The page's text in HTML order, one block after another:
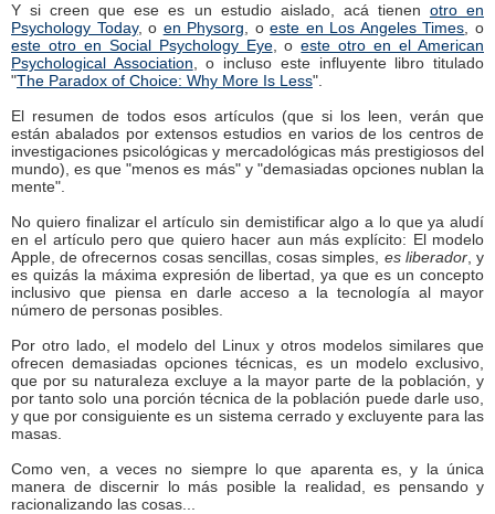
Y si creen que ese es un estudio aislado, acá tienen otro en
Psychology Today, o en Physorg , oeste en Los Angeles Times , o
este otro en Social Psychology Eye, oeste otro en el American
Psychological Association , o incluso este influyente libro titulado
"The Paradox of Choice: Why More Is Less".
El resumen de todos esos artículos (que si los leen, verán que
están abalados por extensos estudios en varios de los centros de
investigaciones psicológicas y mercadológicas más prestigiosos del
mundo), es que "menos es más" y "demasiadas opciones nublan la
mente".
No quiero finalizar el artículo sin demistificar algo a lo que ya aludí
en el artículo pero que quiero hacer aun más explícito: El modelo
Apple, de ofrecernos cosas sencillas, cosas simples, es liberador, y
es quizás la máxima expresión de libertad, ya que es un concepto
inclusivo que piensa en darle acceso a la tecnología al mayor
número de personas posibles.
Por otro lado, el modelo del Linux y otros modelos similares que
ofrecen demasiadas opciones técnicas, es un modelo exclusivo,
que por su naturaleza excluye a la mayor parte de la población, y
por tanto solo una porción técnica de la población puede darle uso,
y que por consiguiente es un sistema cerrado y excluyente para las
masas.
Como ven, a veces no siempre lo que aparenta es, y la única
manera de discernir lo más posible la realidad, es pensando y
racionalizando las cosas...